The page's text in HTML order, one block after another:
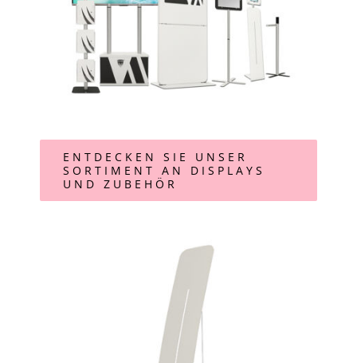
ENTDECKEN SIE UNSER
SORTIMENT AN DISPLAYS
UND ZUBEHÖR